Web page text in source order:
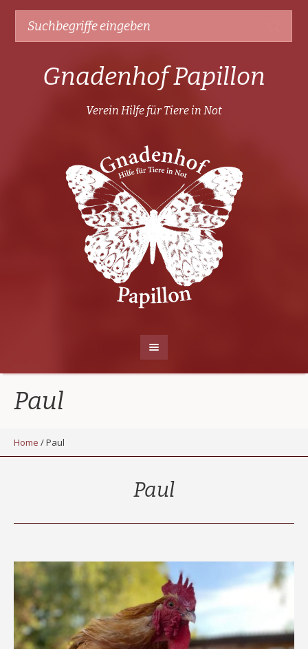
Gnadenhof Papillon
Verein Hilfe für Tiere in Not
Paul
Home /Paul
Paul